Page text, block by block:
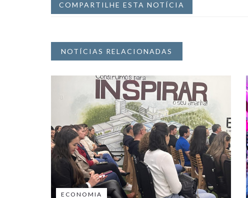
COMPARTILHE ESTA NOTÍCIA
NOTÍCIAS RELACIONADAS
ECONOMIA